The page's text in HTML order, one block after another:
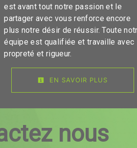
est avant tout notre passion et le
partager avec vous renforce encore
plus notre désir de réussir. Toute
équipe est qualifiée et travaille avec
propreté et rigueur.
EN SAVOIR PLUS
nous